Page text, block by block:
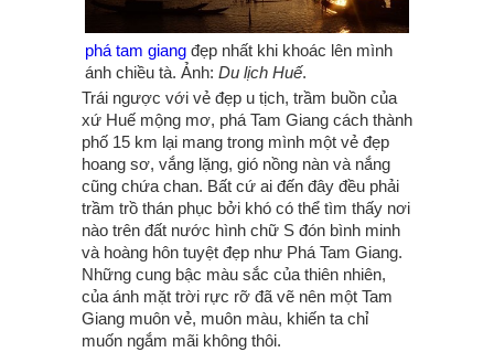
phá tam giang đẹp nhất khi khoác lên mình
ánh chiều tà. Ảnh: Du lịch Huế.
Trái ngược với vẻ đẹp u tịch, trầm buồn của
xứ Huế mộng mơ, phá Tam Giang cách thành
phố 15 km lại mang trong mình một vẻ đẹp
hoang sơ, vắng lặng, gió nồng nàn và nắng
cũng chứa chan. Bất cứ ai đến đây đều phải
trầm trồ thán phục bởi khó có thể tìm thấy nơi
nào trên đất nước hình chữ S đón bình minh
và hoàng hôn tuyệt đẹp như Phá Tam Giang.
Những cung bậc màu sắc của thiên nhiên,
của ánh mặt trời rực rỡ đã vẽ nên một Tam
Giang muôn vẻ, muôn màu, khiến ta chỉ
muốn ngắm mãi không thôi.